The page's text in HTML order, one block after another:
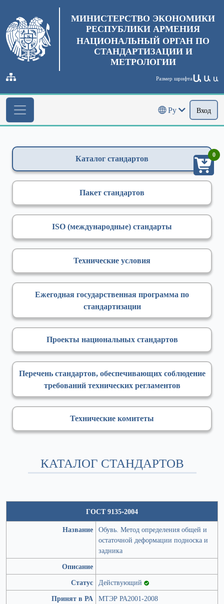
МИНИСТЕРСТВО ЭКОНОМИКИ
РЕСПУБЛИКИ АРМЕНИЯ
НАЦИОНАЛЬНЫЙ ОРГАН ПО
СТАНДАРТИЗАЦИИ И
МЕТРОЛОГИИ
Размер шрифтаԱ Ա Ա
Ру Вход
Каталог стандартов
Пакет стандартов
ISO (международные) стандарты
Технические условия
Ежегодная государственная программа по
стандартизации
Проекты национальных стандартов
Перечень стандартов, обеспечивающих соблюдение
требований технических регламентов
Технические комитеты
КАТАЛОГ СТАНДАРТОВ
ГОСТ 9135-2004
Название Обувь. Метод определения общей и
остаточной деформации подноска и
задника
Описание
Статус Действующий
Принят в РА МТЭР РА2001-2008
0